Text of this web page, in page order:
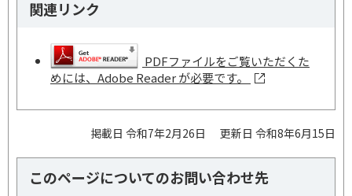
関連リンク
PDFファイルをご覧いただくた
めには、Adobe Reader が必要です。
掲載日 令和7年2月26日 更新日 令和8年6月15日
このページについてのお問い合わせ先